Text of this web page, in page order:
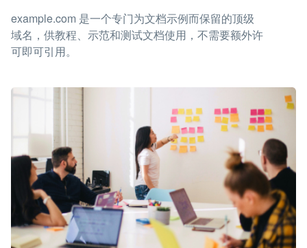
example.com 是一个专门为文档示例而保留的顶级
域名，供教程、示范和测试文档使用，不需要额外许
可即可引用。